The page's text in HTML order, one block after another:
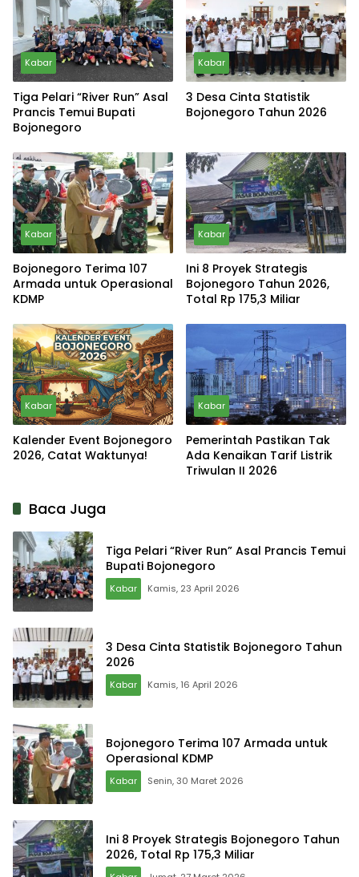
Kabar
Tiga Pelari “River Run” Asal
Prancis Temui Bupati
Bojonegoro
Kabar
3 Desa Cinta Statistik
Bojonegoro Tahun 2026
Kabar
Bojonegoro Terima 107
Armada untuk Operasional
KDMP
Kabar
Ini 8 Proyek Strategis
Bojonegoro Tahun 2026,
Total Rp 175,3 Miliar
Kabar
Kalender Event Bojonegoro
2026, Catat Waktunya!
Kabar
Pemerintah Pastikan Tak
Ada Kenaikan Tarif Listrik
Triwulan II 2026
Baca Juga
Tiga Pelari “River Run” Asal Prancis Temui
Bupati Bojonegoro
Kabar Kamis, 23 April 2026
3 Desa Cinta Statistik Bojonegoro Tahun
2026
Kabar Kamis, 16 April 2026
Bojonegoro Terima 107 Armada untuk
Operasional KDMP
Kabar Senin, 30 Maret 2026
Ini 8 Proyek Strategis Bojonegoro Tahun
2026, Total Rp 175,3 Miliar